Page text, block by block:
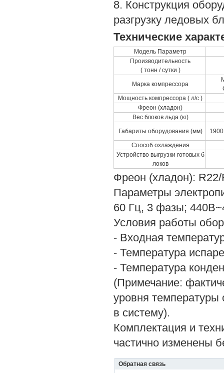
8. Конструкция
разгрузку ледовых
Технические
Модель Параметр
Производительность
( тонн / сутки )
Марка компрессора
Мощность компрессора ( л/с )
Фреон (хладон)
Вес блоков льда (кг)
Габариты оборудования (мм)
Способ охлаждения
Устройство выгрузки готовых б
локов
Фреон (хладон): R22/
Параметры
60 Гц, 3 фазы;
Условия работы
- Входная
- Температура
- Температура
(Примечание:
уровня
в систему).
Комплектация и
частично изменены
Обратная связь